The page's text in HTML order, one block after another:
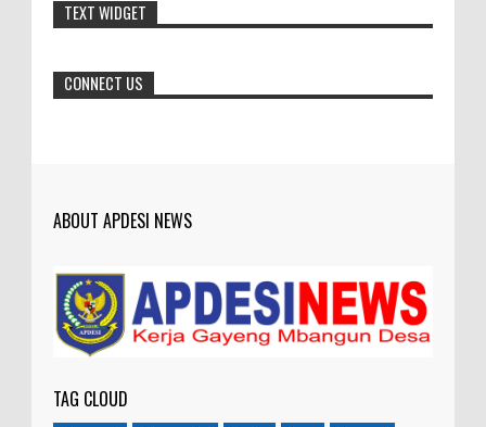
honorer
TEXT WIDGET
CONNECT US
ABOUT APDESI NEWS
TAG CLOUD